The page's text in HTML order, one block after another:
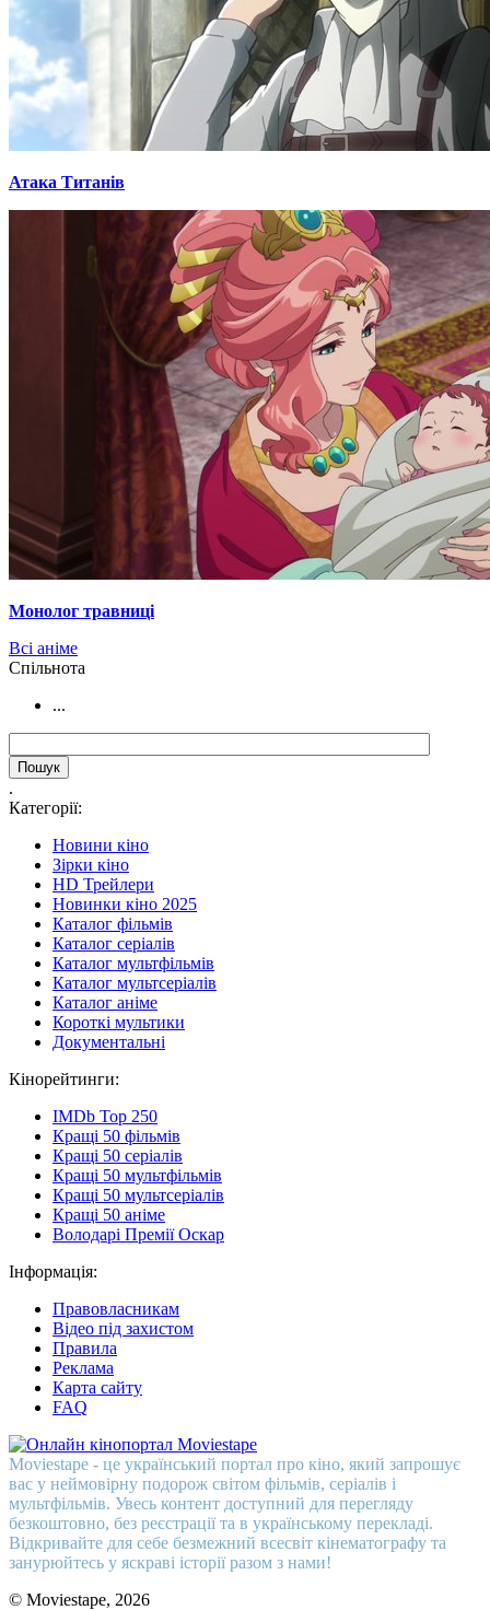
Атака Титанів
Монолог травниці
Всі аніме
Cпільнота
...
.
Категорії:
Новини кіно
Зірки кіно
HD Трейлери
Новинки кіно 2025
Каталог фільмів
Каталог серіалів
Каталог мультфільмів
Каталог мультсеріалів
Каталог аніме
Короткі мультики
Документальні
Кінорейтинги:
IMDb Top 250
Кращі 50 фільмів
Кращі 50 серіалів
Кращі 50 мультфільмів
Кращі 50 мультсеріалів
Кращі 50 аніме
Володарі Премії Оскар
Інформація:
Правовласникам
Відео під захистом
Правила
Реклама
Карта сайту
FAQ
Moviestape - це український портал про кіно, який запрошує
вас у неймовірну подорож світом фільмів, серіалів і
мультфільмів. Увесь контент доступний для перегляду
безкоштовно, без реєстрації та в українському перекладі.
Відкривайте для себе безмежний всесвіт кінематографу та
занурюйтесь у яскраві історії разом з нами!
© Moviestape, 2026